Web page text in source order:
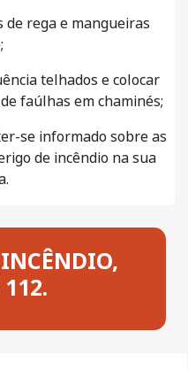
de rega e mangueiras
telhados e colocar
faúlhas em chaminés;
se informado sobre as
de incêndio na sua